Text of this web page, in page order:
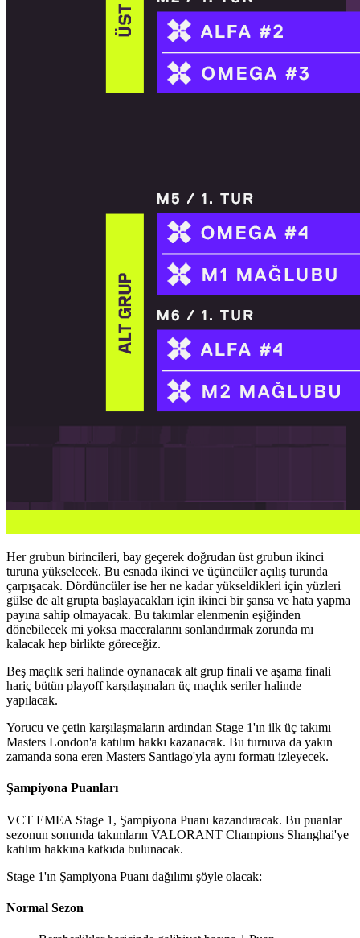
Her grubun birincileri, bay geçerek doğrudan üst grubun ikinci
turuna yükselecek. Bu esnada ikinci ve üçüncüler açılış turunda
çarpışacak. Dördüncüler ise her ne kadar yükseldikleri için yüzleri
gülse de alt grupta başlayacakları için ikinci bir şansa ve hata yapma
payına sahip olmayacak. Bu takımlar elenmenin eşiğinden
dönebilecek mi yoksa maceralarını sonlandırmak zorunda mı
kalacak hep birlikte göreceğiz.
Beş maçlık seri halinde oynanacak alt grup finali ve aşama finali
hariç bütün playoff karşılaşmaları üç maçlık seriler halinde
yapılacak.
Yorucu ve çetin karşılaşmaların ardından Stage 1'ın ilk üç takımı
Masters London'a katılım hakkı kazanacak. Bu turnuva da yakın
zamanda sona eren Masters Santiago'yla aynı formatı izleyecek.
Şampiyona Puanları
VCT EMEA Stage 1, Şampiyona Puanı kazandıracak. Bu puanlar
sezonun sonunda takımların VALORANT Champions Shanghai'ye
katılım hakkına katkıda bulunacak.
Stage 1'ın Şampiyona Puanı dağılımı şöyle olacak:
Normal Sezon